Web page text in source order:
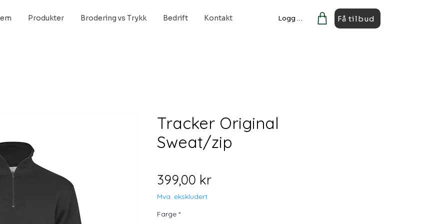
Produkter Brodering vs Trykk Bedrift Kontakt Logg Inn Få tilbud
Tracker Original
Sweat/zip
399,00 krPris
Mva. ekskludert
Farge *